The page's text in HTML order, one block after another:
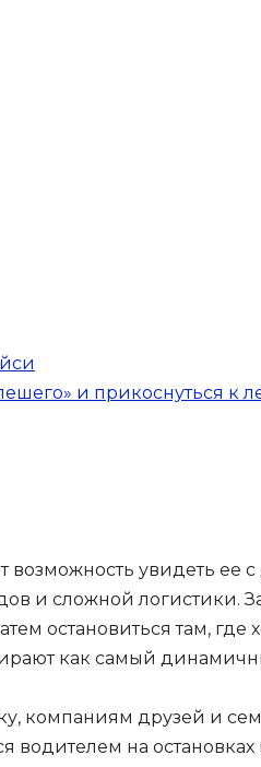
и прикоснуться к
увидеть ее
и сложной логистики.
остановиться там, где
как самый
компаниям друзей и
водителем на